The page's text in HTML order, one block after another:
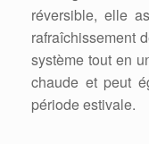
réversible, elle
rafraîchissement
système tout en
chaude et peut
période estivale.